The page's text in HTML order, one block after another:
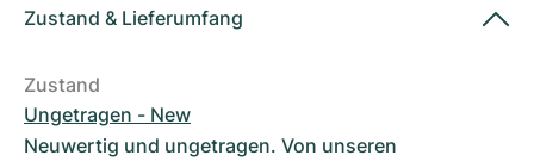
Zustand & Lieferumfang
Zustand
Ungetragen - New
Neuwertig und ungetragen. Von unseren